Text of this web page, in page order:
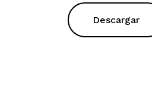
Descargar